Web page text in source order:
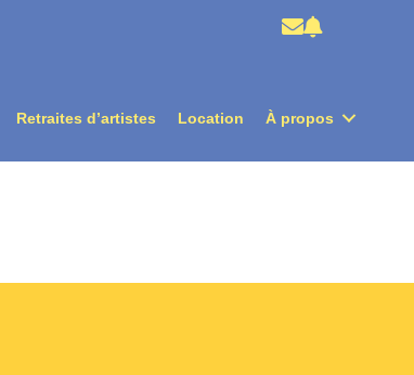
Retraites d’artistes Location À propos